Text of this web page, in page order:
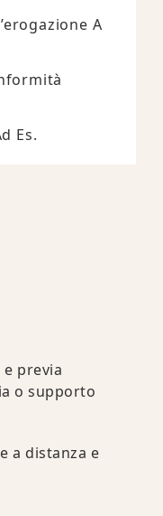
A
Es.
e previa
o supporto
a distanza e